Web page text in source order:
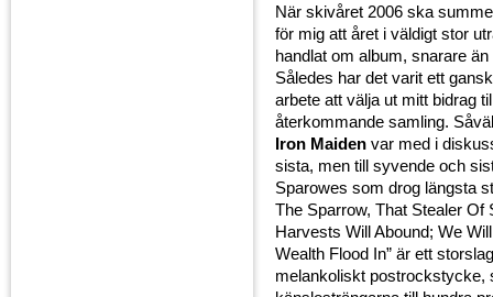
När skivåret 2006 ska
för mig att året i väldigt stor
handlat om album, snarare
Således har det varit ett
arbete att välja ut mitt bidrag
återkommande samling.
Iron Maiden var med i
sista, men till syvende och
Sparowes som drog längsta
The Sparrow, That Stealer Of
Harvests Will Abound; We
Wealth Flood In” är ett
melankoliskt postrockstycke,